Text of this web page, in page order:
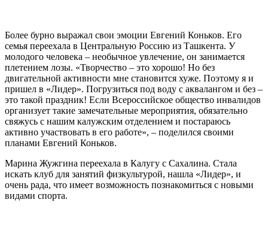
Более бурно выражал свои эмоции Евгений Коньков. Его
семья переехала в Центральную Россию из Ташкента. У
молодого человека – необычное увлечение, он занимается
плетением лозы. «Творчество – это хорошо! Но без
двигательной активности мне становится хуже. Поэтому я и
пришел в «Лидер». Погрузиться под воду с аквалангом и без –
это такой праздник! Если Всероссийское общество инвалидов
организует такие замечательные мероприятия, обязательно
свяжусь с нашим калужским отделением и постараюсь
активно участвовать в его работе», – поделился своими
планами Евгений Коньков.
Марина Жужгина переехала в Калугу с Сахалина. Стала
искать клуб для занятий физкультурой, нашла «Лидер», и
очень рада, что имеет возможность познакомиться с новыми
видами спорта.